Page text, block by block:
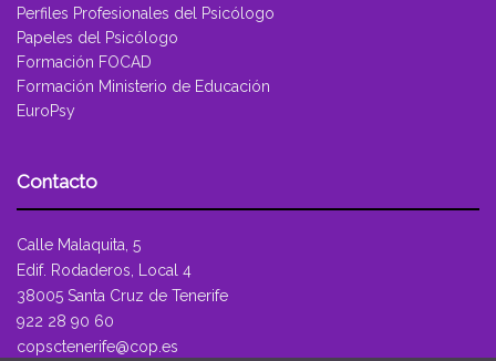
Perfiles Profesionales del Psicólogo
Papeles del Psicólogo
Formación FOCAD
Formación Ministerio de Educación
EuroPsy
Contacto
Calle Malaquita, 5
Edif. Rodaderos, Local 4
38005 Santa Cruz de Tenerife
922 28 90 60
copsctenerife@cop.es